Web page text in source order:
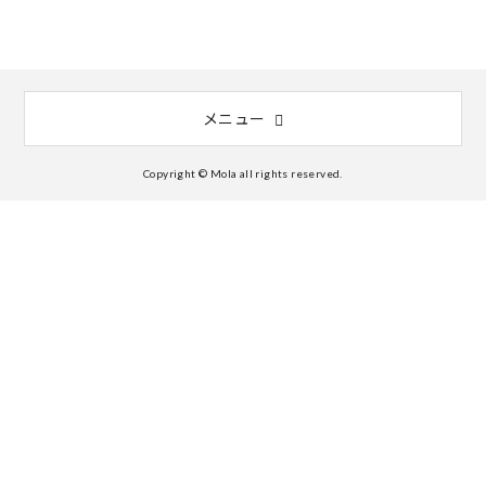
メニュー
Copyright © Mola all rights reserved.